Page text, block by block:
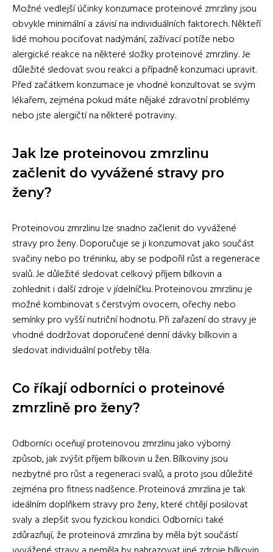
Možné vedlejší účinky konzumace proteinové zmrzliny jsou
obvykle minimální a závisí na individuálních faktorech. Někteří
lidé mohou pociťovat nadýmání, zažívací potíže nebo
alergické reakce na některé složky proteinové zmrzliny. Je
důležité sledovat svou reakci a případně konzumaci upravit.
Před začátkem konzumace je vhodné konzultovat se svým
lékařem, zejména pokud máte nějaké zdravotní problémy
nebo jste alergičtí na některé potraviny.
Jak lze proteinovou zmrzlinu
začlenit do vyvážené stravy pro
ženy?
Proteinovou zmrzlinu lze snadno začlenit do vyvážené
stravy pro ženy. Doporučuje se ji konzumovat jako součást
svačiny nebo po tréninku, aby se podpořil růst a regenerace
svalů. Je důležité sledovat celkový příjem bílkovin a
zohlednit i další zdroje v jídelníčku. Proteinovou zmrzlinu je
možné kombinovat s čerstvým ovocem, ořechy nebo
semínky pro vyšší nutriční hodnotu. Při zařazení do stravy je
vhodné dodržovat doporučené denní dávky bílkovin a
sledovat individuální potřeby těla.
Co říkají odborníci o proteinové
zmrzlině pro ženy?
Odborníci oceňují proteinovou zmrzlinu jako výborný
způsob, jak zvýšit příjem bílkovin u žen. Bílkoviny jsou
nezbytné pro růst a regeneraci svalů, a proto jsou důležité
zejména pro fitness nadšence. Proteinová zmrzlina je tak
ideálním doplňkem stravy pro ženy, které chtějí posilovat
svaly a zlepšit svou fyzickou kondici. Odborníci také
zdůrazňují, že proteinová zmrzlina by měla být součástí